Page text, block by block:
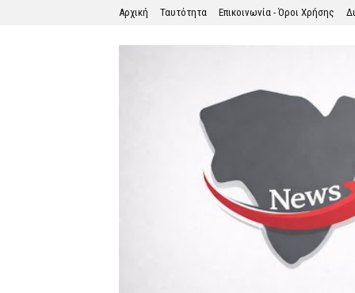
Αρχική Ταυτότητα Επικοινωνία - Όροι Χρήσης